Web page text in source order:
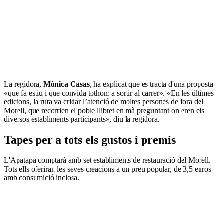
La regidora, Mònica Casas, ha explicat que es tracta d'una proposta
«que fa estiu i que convida tothom a sortir al carrer». «En les últimes
edicions, la ruta va cridar l’atenció de moltes persones de fora del
Morell, que recorrien el poble llibret en mà preguntant on eren els
diversos establiments participants», diu la regidora.
Tapes per a tots els gustos i premis
L'Apatapa comptarà amb set establiments de restauració del Morell.
Tots ells oferiran les seves creacions a un preu popular, de 3,5 euros
amb consumició inclosa.